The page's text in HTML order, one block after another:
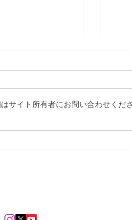
JAPANをスーツ
【
サイト所有者にお問い合わせくださ